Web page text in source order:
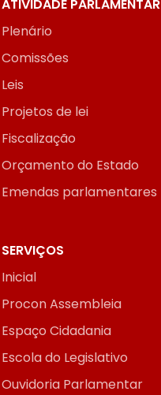
ATIVIDADE PARLAMENTAR
Plenário
Comissões
Leis
Projetos de lei
Fiscalização
Orçamento do Estado
Emendas parlamentares
SERVIÇOS
Inicial
Procon Assembleia
Espaço Cidadania
Escola do Legislativo
Ouvidoria Parlamentar